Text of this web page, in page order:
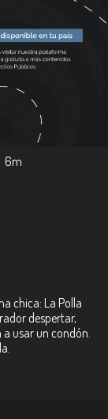
6m
chica: La Polla
despertar,
a usar un condón.